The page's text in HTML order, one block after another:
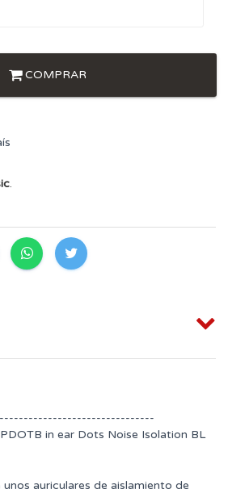
COMPRAR
.
in ear Dots Noise Isolation BL
auriculares de aislamiento de